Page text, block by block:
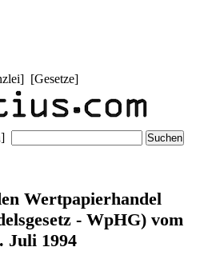
] [Gesetze]
]
Wertpapierhandel
- WpHG) vom
Juli 1994